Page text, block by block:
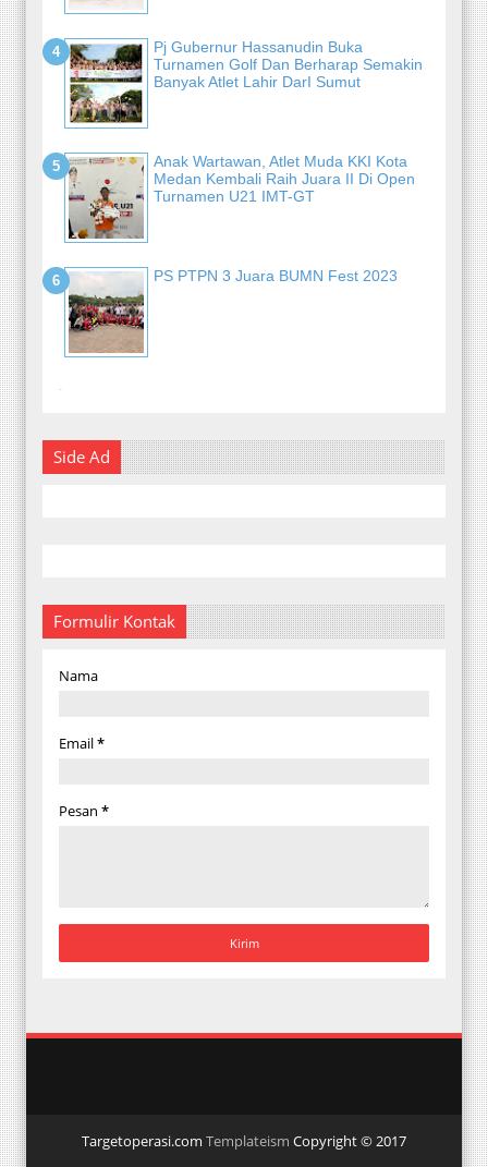
Pj Gubernur Hassanudin Buka
Turnamen Golf Dan Berharap Semakin
Banyak Atlet Lahir DarI Sumut
Anak Wartawan, Atlet Muda KKI Kota
Medan Kembali Raih Juara II Di Open
Turnamen U21 IMT-GT
PS PTPN 3 Juara BUMN Fest 2023
-
Side Ad
Formulir Kontak
Nama
Email*
Pesan *
Targetoperasi.com Templateism Copyright © 2017